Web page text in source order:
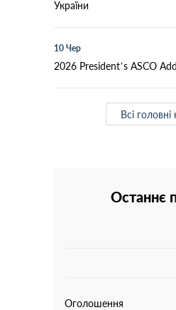
України
10 Чер
2026 President’s ASCO
Всі
Останнє
Оголошення